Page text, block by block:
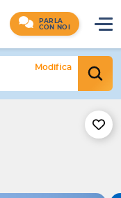
PARLA
CON NOI
Modifica